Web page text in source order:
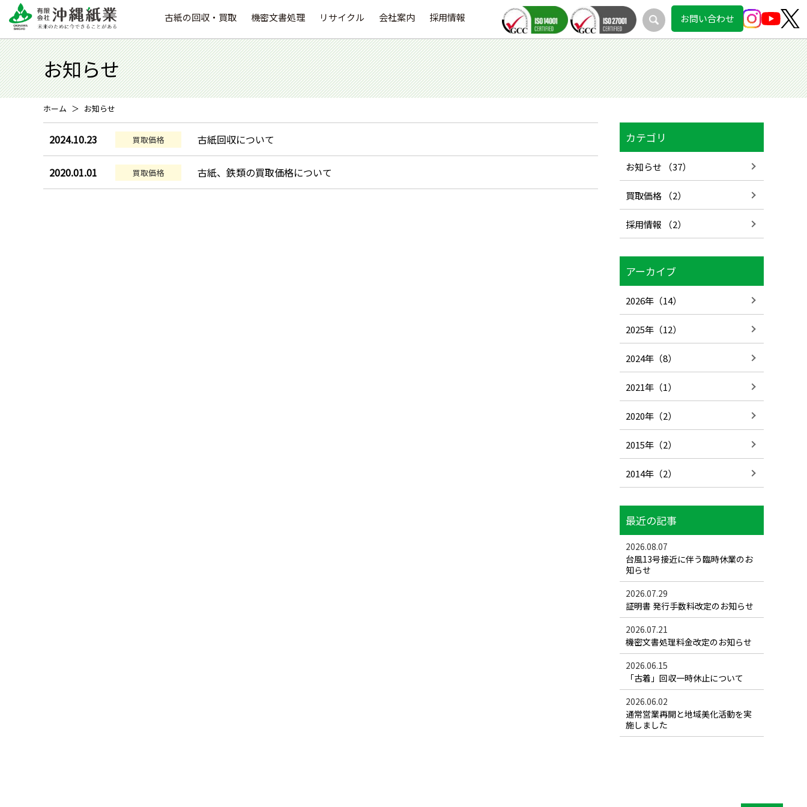
古紙の回収・買取 機密文書処理 リサイクル 会社案内 採用情報 お問い合わせ
お知らせ
ホーム お知らせ
2024.10.23 買取価格 古紙回収について
2020.01.01 買取価格 古紙、鉄類の買取価格について
カテゴリ
お知らせ （37）
買取価格 （2）
採用情報 （2）
アーカイブ
2026年（14）
2025年（12）
2024年（8）
2021年（1）
2020年（2）
2015年（2）
2014年（2）
最近の記事
2026.08.07
台風13号接近に伴う臨時休業のお
知らせ
2026.07.29
証明書 発行手数料改定のお知らせ
2026.07.21
機密文書処理料金改定のお知らせ
2026.06.15
「古着」回収一時休止について
2026.06.02
通常営業再開と地域美化活動を実
施しました